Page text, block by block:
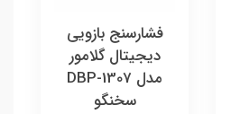
فشارسنج بازویی
دیجیتال گلامور
مدل DBP-1307
سخنگو